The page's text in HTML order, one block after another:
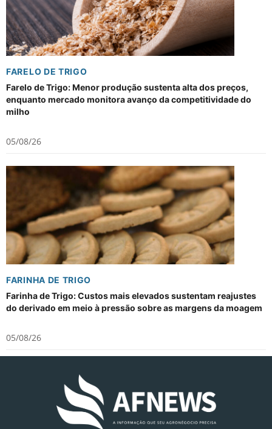
FARELO DE TRIGO
Farelo de Trigo: Menor produção sustenta alta dos preços,
enquanto mercado monitora avanço da competitividade do
milho
05/08/26
FARINHA DE TRIGO
Farinha de Trigo: Custos mais elevados sustentam reajustes
do derivado em meio à pressão sobre as margens da moagem
05/08/26